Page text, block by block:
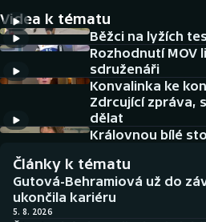
DALŠÍ SPORTY
Americký fotbal
Baseball a softbal
Biatlon
NEPŘEHLÉDNĚTE
Aplikace ČT sport
Videa k tématu
Běžci na lyžích
Rozhodnutí MOV
sdruženáři
Konvalinka ke
Zdrcující zpráva,
dělat
Královnou bílé
Články k tématu
Gutová-Behramiová už do
ukončila kariéru
5. 8. 2026